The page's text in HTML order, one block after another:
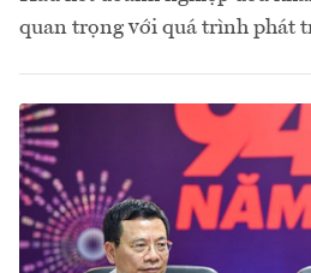
quan trọng với quá trình phát